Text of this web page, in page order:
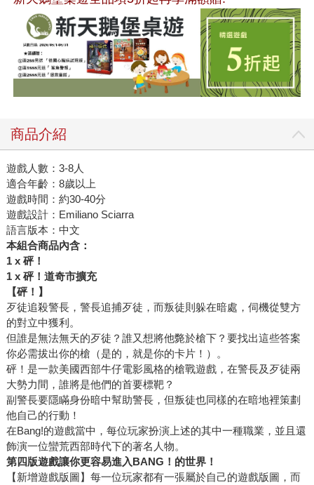
商品介紹
遊戲人數：3-8人
適合年齡：8歲以上
遊戲時間：約30-40分
遊戲設計：Emiliano Sciarra
語言版本：中文
本組合商品內含：
1 x 砰！
1 x 砰！道奇市擴充
【砰！】
歹徒追殺警長，警長追捕歹徒，而叛徒則躲在暗處，伺機從雙方
的對立中獲利。
但誰是無法無天的歹徒？誰又想將他斃於槍下？要找出這些答案
你必需拔出你的槍（是的，就是你的卡片！）。
砰！是一款美國西部牛仔電影風格的槍戰遊戲，在警長及歹徒兩
大勢力間，誰將是他們的首要標靶？
副警長要隱瞞身份暗中幫助警長，但叛徒也同樣的在暗地裡策劃
他自己的行動！
在Bang!的遊戲當中，每位玩家扮演上述的其中一種職業，並且還
飾演一位蠻荒西部時代下的著名人物。
第四版遊戲讓你更容易進入BANG！的世界！
【新增遊戲版圖】每一位玩家都有一張屬於自己的遊戲版圖，而